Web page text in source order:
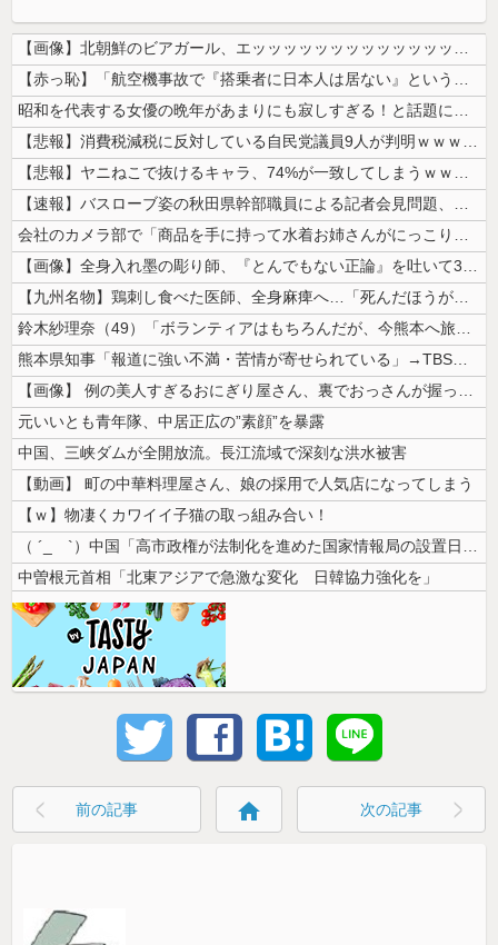
【画像】北朝鮮のビアガール、エッッッッッッッッッッッッッッッッッ！
【赤っ恥】「航空機事故で『搭乗者に日本人は居ない』という発表は嫌い。人...
昭和を代表する女優の晩年があまりにも寂しすぎる！と話題に、自身の子供を...
【悲報】消費税減税に反対している自民党議員9人が判明ｗｗｗｗｗｗ
【悲報】ヤニねこで抜けるキャラ、74%が一致してしまうｗｗｗｗｗ
【速報】バスローブ姿の秋田県幹部職員による記者会見問題、ラブホテルから...
会社のカメラ部で「商品を手に持って水着お姉さんがにっこり」を撮影、だが...
【画像】全身入れ墨の彫り師、『とんでもない正論』を吐いて30万再生され...
【九州名物】鶏刺し食べた医師、全身麻痺へ…「死んだほうが良かったと思っ...
鈴木紗理奈（49）「ボランティアはもちろんだが、今熊本へ旅行に行くこと...
熊本県知事「報道に強い不満・苦情が寄せられている」→TBSの報道特集が...
【画像】 例の美人すぎるおにぎり屋さん、裏でおっさんが握っていたｗｗｗ...
元いいとも青年隊、中居正広の”素顔”を暴露
中国、三峡ダムが全開放流。長江流域で深刻な洪水被害
【動画】 町の中華料理屋さん、娘の採用で人気店になってしまう
【ｗ】物凄くカワイイ子猫の取っ組み合い！
（ ´_ゝ`）中国「高市政権が法制化を進めた国家情報局の設置日が7月3...
中曽根元首相「北東アジアで急激な変化 日韓協力強化を」
前の記事 home 次の記事